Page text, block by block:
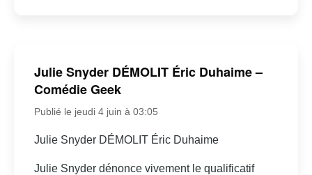
Julie Snyder DÉMOLIT Éric Duhaime –
Comédie Geek
Publié le jeudi 4 juin à 03:05
Julie Snyder DÉMOLIT Éric Duhaime
Julie Snyder dénonce vivement le qualificatif